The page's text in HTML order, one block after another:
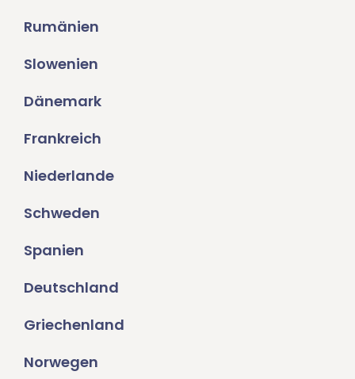
Rumänien
Slowenien
Dänemark
Frankreich
Niederlande
Schweden
Spanien
Deutschland
Griechenland
Norwegen